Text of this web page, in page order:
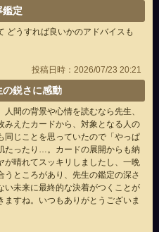
鑑定
どうすれば良いかのアドバイスも
投稿日時：2026/07/23 20:21
鋭さに感動
間の背景や心情を読むなら先生、
みえたカードから、対象となる人の
同じことを思っていたので「やっぱ
たったり…。カードの展開からも納
晴れてスッキリしましたし、一晩
ところがあり、先生の鑑定の深さ
い未来に最終的な決着がつくことが
すね。いつもありがとうございま